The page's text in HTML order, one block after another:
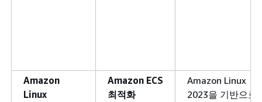
Amazon
Linux
Amazon ECS
최적화
Amazon Linux
2023을 기반으로